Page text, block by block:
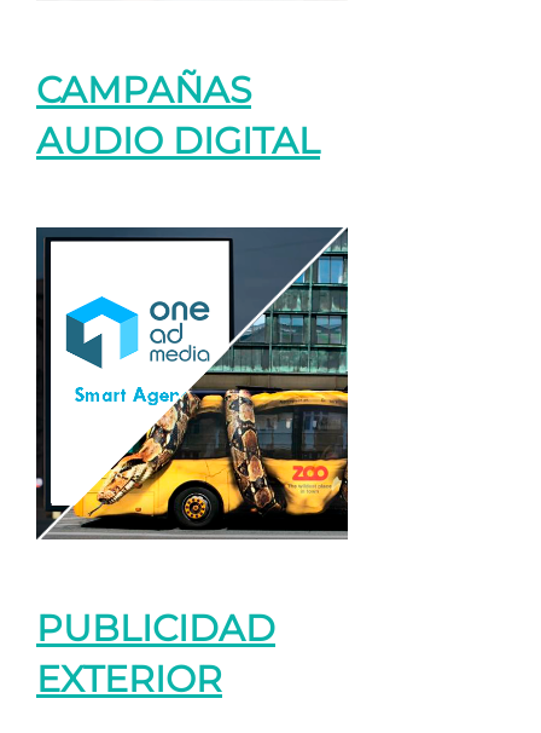
CAMPAÑAS
AUDIO DIGITAL
PUBLICIDAD
EXTERIOR